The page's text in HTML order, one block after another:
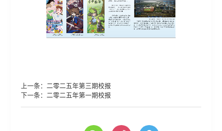
上一条： 二零二五年第三期校报
下一条： 二零二五年第一期校报